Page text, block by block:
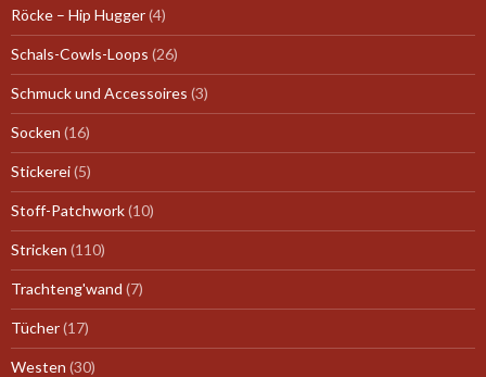
Röcke – Hip Hugger(4)
Schals-Cowls-Loops (26)
Schmuck und Accessoires (3)
Socken (16)
Stickerei(5)
Stoff-Patchwork(10)
Stricken (110)
Trachteng'wand (7)
Tücher(17)
Westen (30)